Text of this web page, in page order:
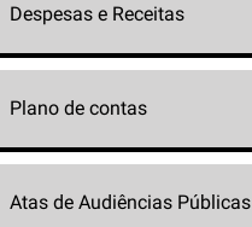
Despesas e Receitas
Plano de contas
Atas de Audiências Públicas